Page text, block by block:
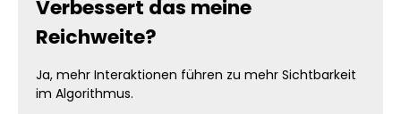
Verbessert das meine
Reichweite?
Ja, mehr Interaktionen führen zu mehr Sichtbarkeit
im Algorithmus.